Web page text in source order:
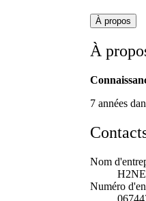
À propos
À
7 années
Nom
Numéro